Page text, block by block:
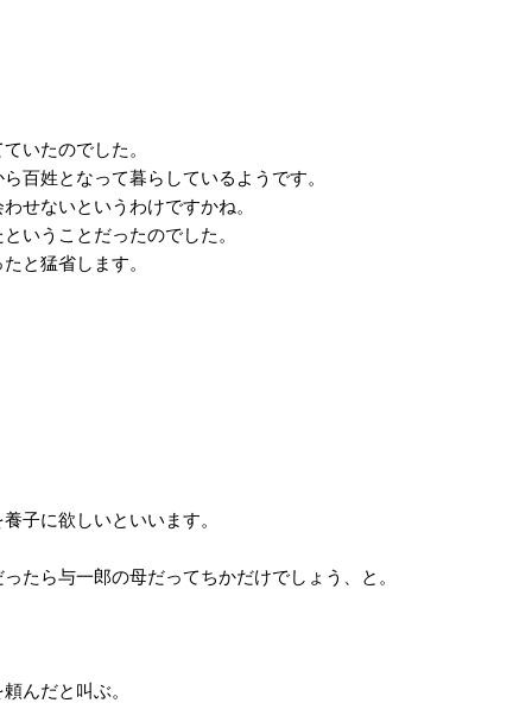
いたのでした。
百姓となって暮らしているようです。
せないというわけですかね。
いうことだったのでした。
と猛省します。
子に欲しいといいます。
たら与一郎の母だってちかだけでしょう、と。
んだと叫ぶ。